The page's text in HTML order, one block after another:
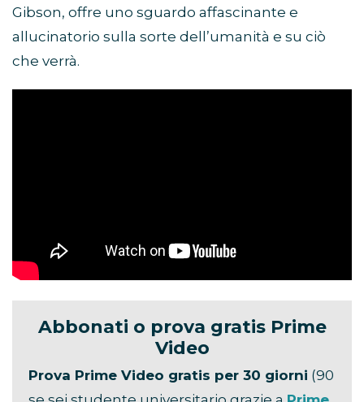
Gibson, offre uno sguardo affascinante e
allucinatorio sulla sorte dell’umanità e su ciò
che verrà.
Abbonati o prova gratis Prime
Video
Prova Prime Video gratis per 30 giorni (90